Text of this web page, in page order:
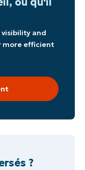
visibility and
more efficient
?